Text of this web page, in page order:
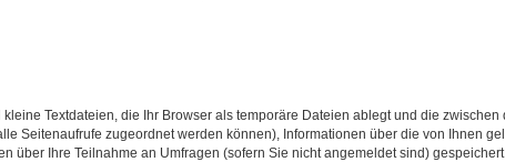
Textdateien, die Ihr Browser als temporäre Dateien ablegt und die zwischen
Seitenaufrufe zugeordnet werden können), Informationen über die von Ihnen
Ihre Teilnahme an Umfragen (sofern Sie nicht angemeldet sind)